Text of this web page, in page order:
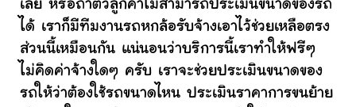
เลย หรือถ้าตัวลูกค้าไม่สามารถประเมินขนาดของรถ
ได้ เราก็มีทีมงานรถหกล้อรับจ้างเอาไว้ช่วยเหลือตรง
ส่วนนี้เหมือนกัน แน่นอนว่าบริการนี้เราทำให้ฟรีๆ
ไม่คิดค่าจ้างใดๆ ครับ เราจะช่วยประเมินขนาดของ
รถให้ว่าต้องใช้รถขนาดไหน ประเมินราคาการขนย้าย